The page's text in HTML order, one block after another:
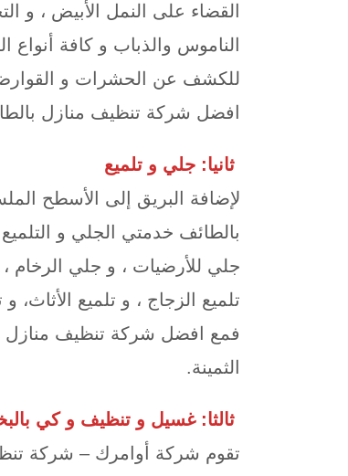
القضاء على النمل الأبيض ، و
الناموس والذباب و كافة
للكشف عن الحشرات و
افضل شركة تنظيف منازل
ثانيا: جلي و تلميع
لإضافة البريق إلى الأسطح
بالطائف خدمتي الجلي و
جلي للأرضيات ، و جلي الرخام
تلميع الزجاج ، و تلميع
فمع افضل شركة تنظيف منازل
الثمينة.
ثالثا: غسيل و تنظيف و كي
تقوم شركة أوامرك – شركة